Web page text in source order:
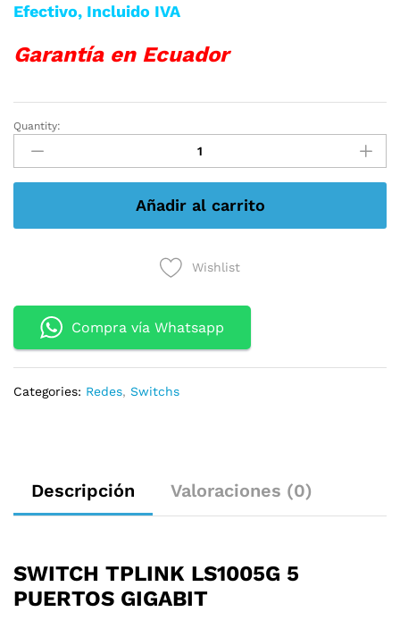
Efectivo, Incluido IVA
Garantía en Ecuador
SWITCH
TPLINK
LS1005G
5
GIGABIT
ENERGIA
quantity
Quantity:
Añadir al carrito
Wishlist
Compra vía Whatsapp
Categories: Redes, Switchs
Descripción Valoraciones (0)
SWITCH TPLINK LS1005G 5
PUERTOS GIGABIT